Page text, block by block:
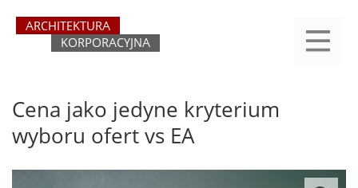
yasne
main
Cena jako jedyne kryterium
wyboru ofert vs EA